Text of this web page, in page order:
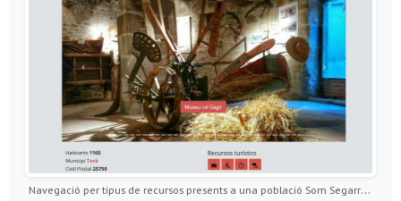
Navegació per tipus de recursos presents a una població Som Segarra Turisme